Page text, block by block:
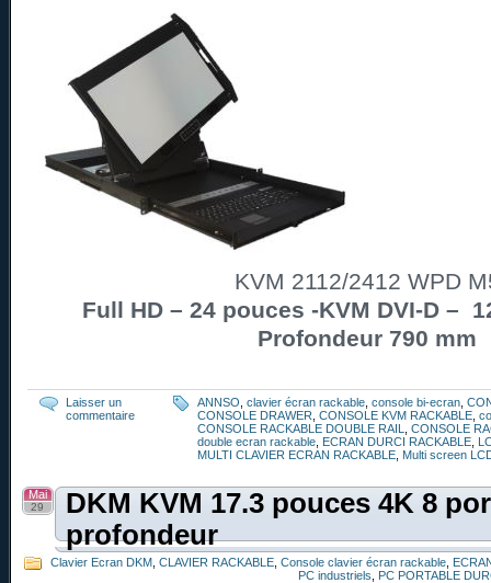
KVM 2112/2412 WPD
Full HD – 24 pouces -KVM DVI-D –
Profondeur 790 mm
Laisser un
commentaire
ANNSO clavier écran rackable console bi-ecran
CONSOLE DRAWER CONSOLE KVM RACKABLE
CONSOLE RACKABLE DOUBLE RAIL
CONSOLE
double ecran rackable ECRAN DURCI RACKABLE
MULTI CLAVIER ECRAN RACKABLE Multi screen
DKM KVM 17.3 pouces 4K 8
profondeur
Mai
29
Clavier Ecran DKM CLAVIER RACKABLE Console clavier écran rackable
PC industriels
PC PORTABLE